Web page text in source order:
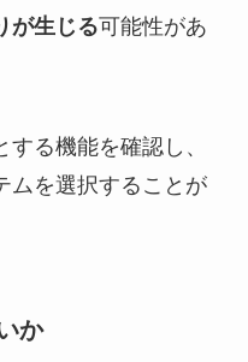
が生じる可能性があ
る機能を確認し、
ムを選択することが
か